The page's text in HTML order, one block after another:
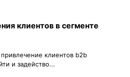
клиентов в сегменте
клиентов b2b
и задейство...